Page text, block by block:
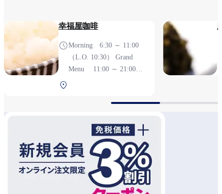
幸福屋咖啡
Morning 6:30 ～ 11:00
（L.O. 10:30） Grand
Menu 11:00 ～ 21:00